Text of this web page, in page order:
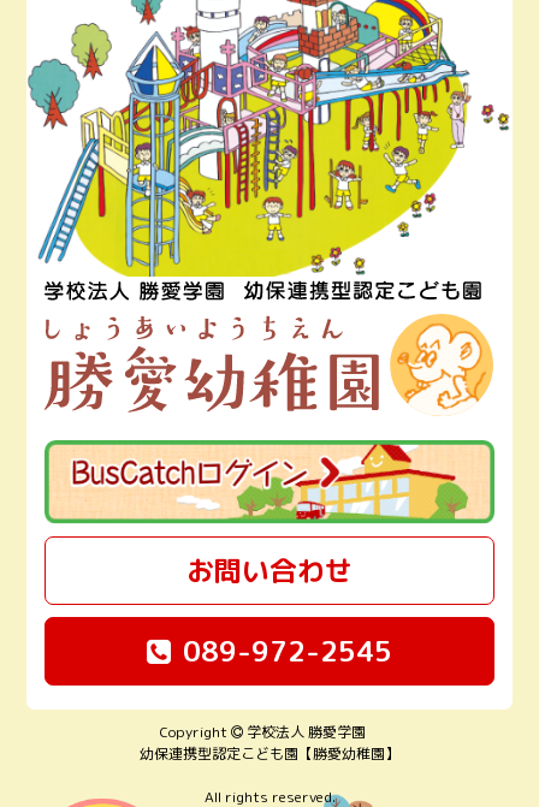
お問い合わせ
089-972-2545
Copyright
学校法人 勝愛学園
幼保連携型認定こども園【勝愛幼稚園】
All rights reserved.